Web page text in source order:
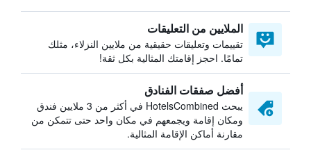
الملايين من التعليقات
تقييمات وتعليقات حقيقية من ملايين النزلاء، مثلك
تمامًا. احجز إقامتك المثالية بكل ثقة!
أفضل صفقات الفنادق
يبحث HotelsCombined في أكثر من 3 ملايين فندق
ومكان إقامة ويجمعهم في مكان واحد حتى تتمكن من
مقارنة أماكن الإقامة المثالية.